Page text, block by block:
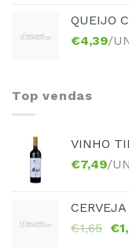
QUEIJO
€4,39/
Top vendas
VINHO
€7,49/UN
€1,65 €